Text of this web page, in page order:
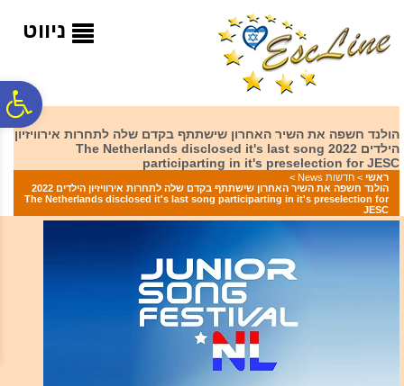
המרכזי
ניווט
הולנד חשפה את השיר האחרון שישתתף בקדם שלה לתחרות אירוויזיון
הילדים 2022 The Netherlands disclosed it's last song
participarting in it's preselection for JESC
ראשי > חדשות News
>
הולנד חשפה את השיר האחרון שישתתף בקדם שלה לתחרות אירוויזיון הילדים 2022
The Netherlands disclosed it's last song participarting in it's preselection for
JESC